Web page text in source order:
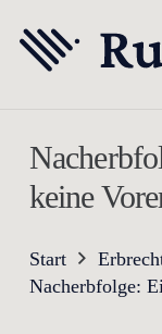
keine
Start
Nacherbfolge: